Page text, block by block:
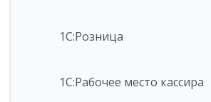
1С:Розница
1С:Рабочее место кассира